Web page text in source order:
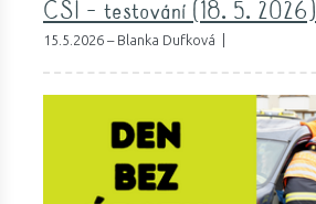
ČŠI - testování (18. 5. 2026)
15.5.2026 – Blanka Dufková |